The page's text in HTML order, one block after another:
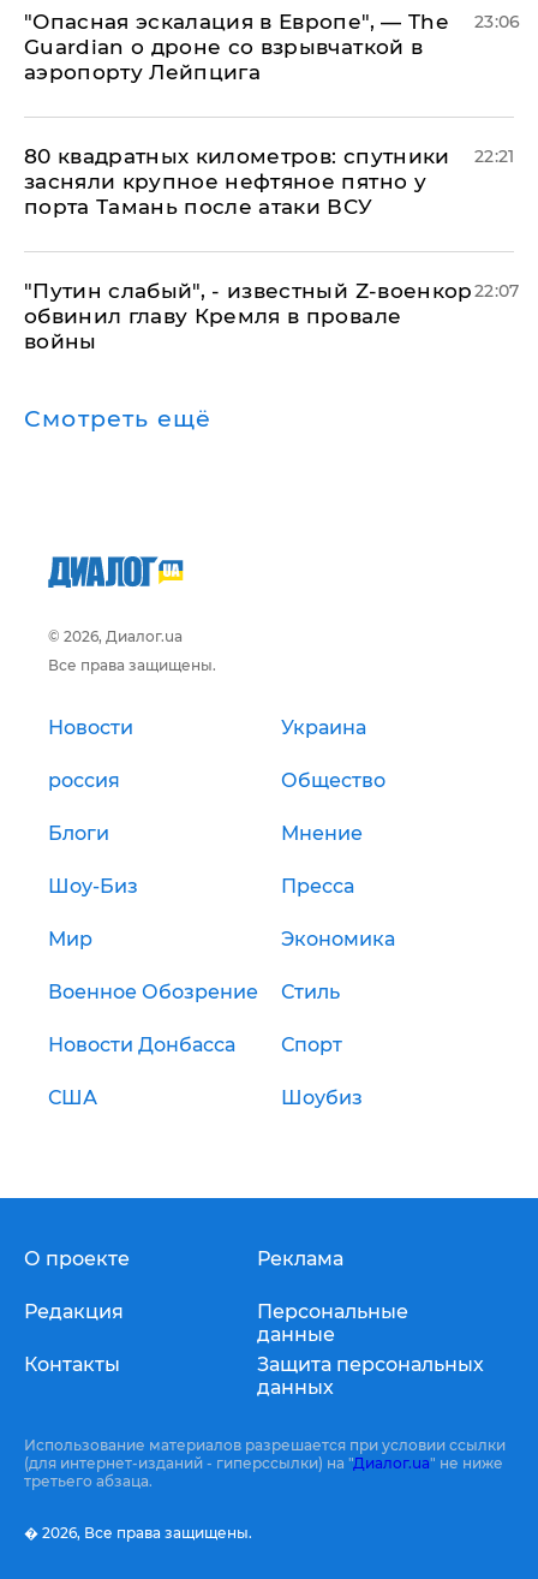
"Опасная эскалация в Европе", — The
Guardian о дроне со взрывчаткой в
аэропорту Лейпцига
23:06
80 квадратных километров: спутники
засняли крупное нефтяное пятно у
порта Тамань после атаки ВСУ
22:21
​"Путин слабый", - известный Z-военкор
обвинил главу Кремля в провале
войны
22:07
Смотреть ещё
© 2026, Диалог.ua
Все права защищены.
Новости Украина
россия Общество
Блоги Мнение
Шоу-Биз Пресса
Мир Экономика
Военное Обозрение Стиль
Новости Донбасса Спорт
США Шоубиз
О проекте
Редакция
Контакты
Реклама
Персональные
данные
Защита персональных
данных
Использование материалов разрешается при условии ссылки
(для интернет-изданий - гиперссылки) на "Диалог.ua" не ниже
третьего абзаца.
� 2026, Все права защищены.